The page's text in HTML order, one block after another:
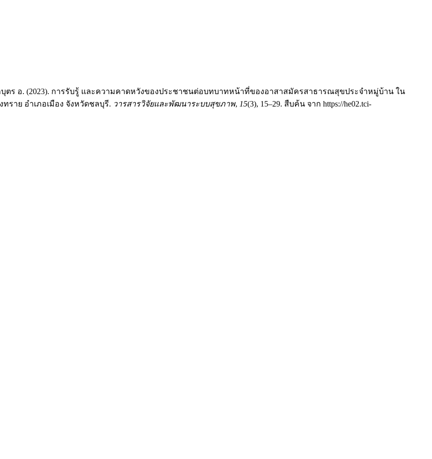
ร อ. (2023). การรับรู้ และความคาดหวังของประชาชนต่อบทบาทหน้าที่ของอาสาสมัครสาธารณสุขประจำหมู่บ้าน ใน
ราย อำเภอเมือง จังหวัดชลบุรี. วารสารวิจัยและพัฒนาระบบสุขภาพ, 15(3), 15–29. สืบค้น จาก https://he02.tci-